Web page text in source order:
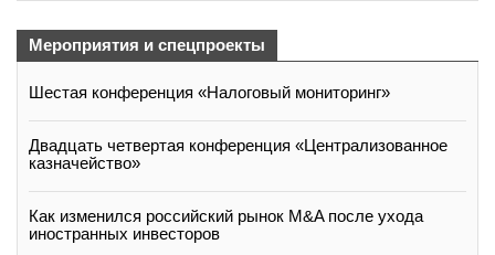
Мероприятия и спецпроекты
Шестая конференция «Налоговый мониторинг»
Двадцать четвертая конференция «Централизованное
казначейство»
Как изменился российский рынок M&A после ухода
иностранных инвесторов